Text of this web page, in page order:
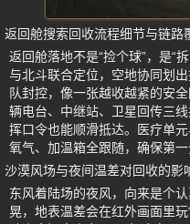
返回舱搜索回收流程细节与链路
返回舱落地不是“捡个球”，是“
与北斗联合定位，空地协同划
队封控，像一张越收越紧的安
辆电台、中继站、卫星回传三
挥口令也能顺滑抵达。医疗单
氧气、加温箱全跟随，确保第一
沙漠风场与夜间温差对回收的影
东风着陆场的夜风，向来是个
晃，地表温差会在红外画面里